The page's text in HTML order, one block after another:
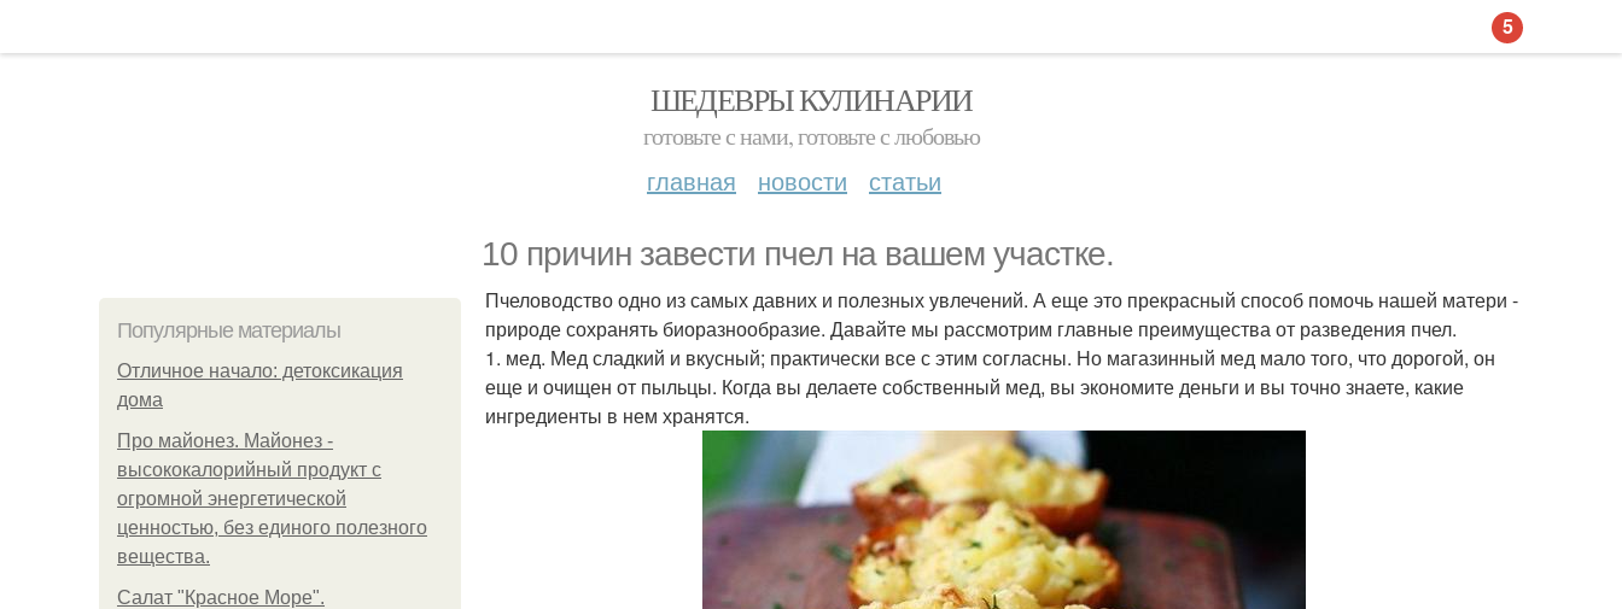
ШЕДЕВРЫ КУЛИНАРИИ
готовьте с нами, готовьте с любовью
главная новости статьи
10 причин завести пчел на вашем участке.
Популярные материалы
Отличное начало: детоксикация
дома
Про майонез. Майонез -
высококалорийный продукт с
огромной энергетической
ценностью, без единого полезного
вещества.
Салат "Красное Море".
Пчеловодство одно из самых давних и полезных увлечений. А еще это прекрасный способ помочь нашей матери -
природе сохранять биоразнообразие. Давайте мы рассмотрим главные преимущества от разведения пчел.
1. мед. Мед сладкий и вкусный; практически все с этим согласны. Но магазинный мед мало того, что дорогой, он
еще и очищен от пыльцы. Когда вы делаете собственный мед, вы экономите деньги и вы точно знаете, какие
ингредиенты в нем хранятся.
5